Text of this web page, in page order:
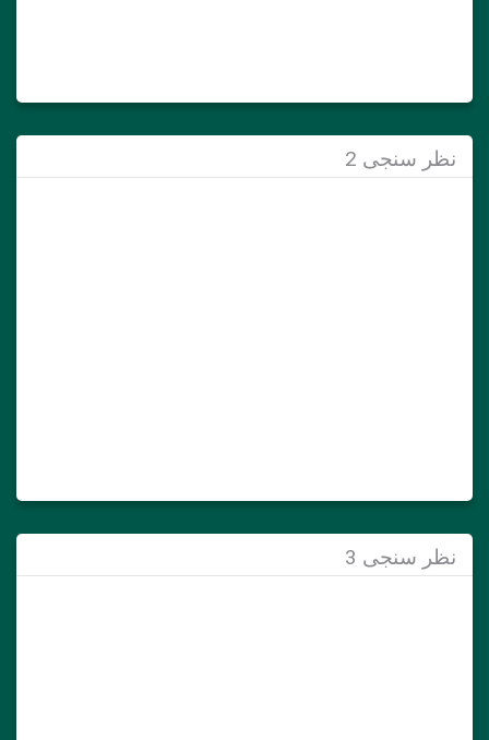
نظر سنجی 2
نظر سنجی 3